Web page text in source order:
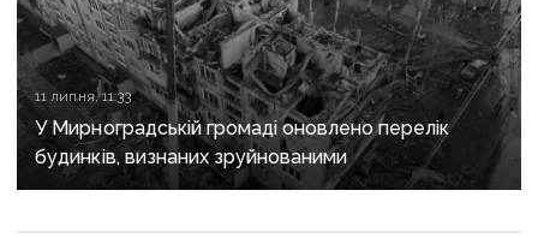
11 липня, 11:33
У Мирноградській громаді оновлено перелік
будинків, визнаних зруйнованими